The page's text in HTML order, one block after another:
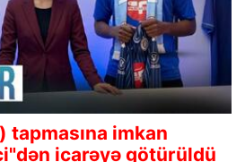
tapmasına imkan
icarəyə götürüldü